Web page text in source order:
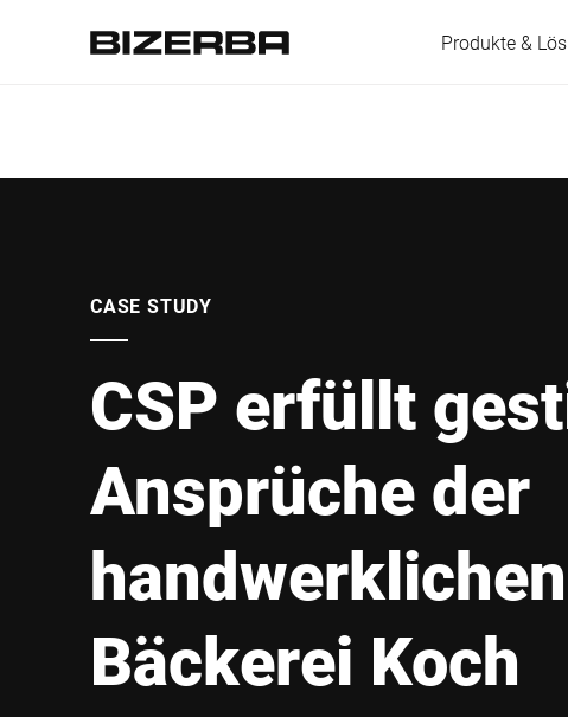
Produkte &
Amerika
Asien
Australien
Afrika
CASE STUDY
CSP erfüllt
Ansprüche der
handwerklichen
Bäckerei Koch